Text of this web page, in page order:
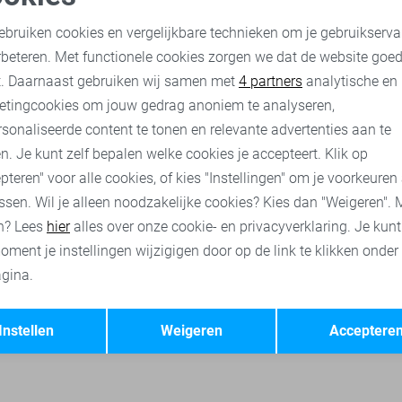
44,00
54,95
SisterS point jurken SisterS point broeken SisterS point
cookies
cookies Marketing cookies
Terug Opslaan
cookies en vergelijkbare technieken om je
Met functionele cookies zorgen we dat de website goed
Daarnaast gebruiken wij samen met 4 partners analytische en
om jouw gedrag anoniem te analyseren,
content te tonen en relevante advertenties aan te
Je kunt zelf bepalen welke cookies je accepteert. Klik op
voor alle cookies, of kies "Instellingen" om je voorkeuren
Wil je alleen noodzakelijke cookies? Kies dan "Weigeren".
Lees hieralles over onze cookie- en privacyverklaring. Je
je instellingen wijzigigen door op de link te klikken onder
Weigeren